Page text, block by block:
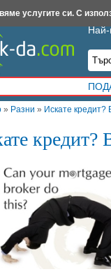
» Разни » Искате кредит?
кредит?
Най-
BauBau.bg
услугите си. С